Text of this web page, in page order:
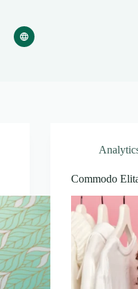
Commodo